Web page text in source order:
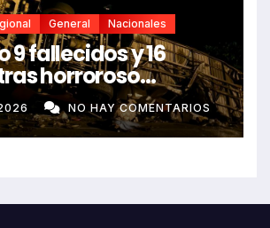
General Nacionales
9 fallecidos y 16
horroroso
bus Real Chancas
contra vivienda
NO HAY COMENTARIOS